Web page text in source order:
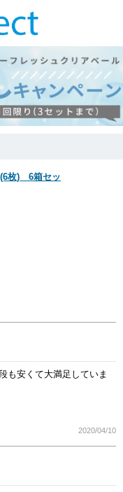
(6枚) 6箱セッ
も安くて大満足していま
2020/04/10